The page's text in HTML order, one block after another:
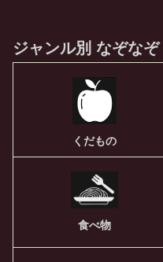
ジャンル別 なぞなぞ
くだもの
食べ物